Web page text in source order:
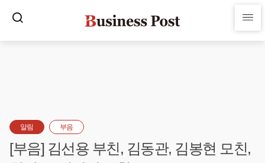
알림 부음
[부음] 김선용 부친, 김동관, 김봉현 모친,